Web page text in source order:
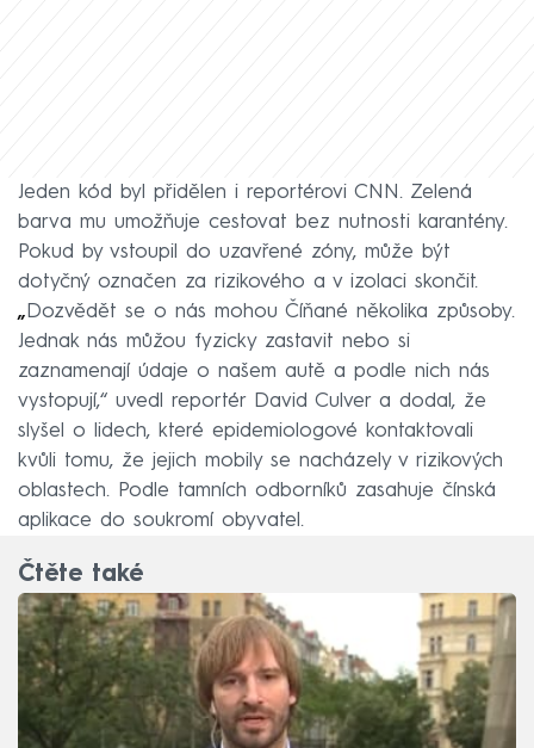
Jeden kód byl přidělen i reportérovi CNN. Zelená
barva mu umožňuje cestovat bez nutnosti karantény.
Pokud by vstoupil do uzavřené zóny, může být
dotyčný označen za rizikového a v izolaci skončit.
„ Dozvědět se o nás mohou Číňané několika způsoby.
Jednak nás můžou fyzicky zastavit nebo si
zaznamenají údaje o našem autě a podle nich nás
vystopují,“ uvedl reportér David Culver a dodal, že
slyšel o lidech, které epidemiologové kontaktovali
kvůli tomu, že jejich mobily se nacházely v rizikových
oblastech. Podle tamních odborníků zasahuje čínská
aplikace do soukromí obyvatel.
Čtěte také